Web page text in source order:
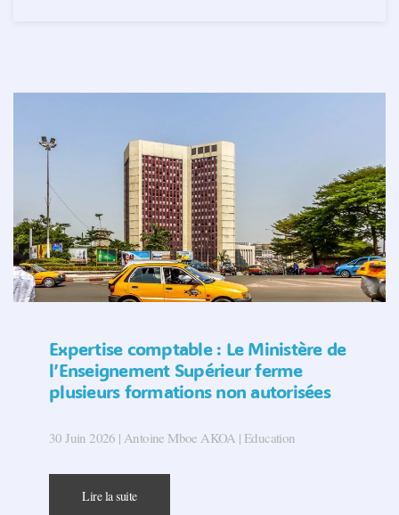
Expertise comptable : Le Ministère de
l’Enseignement Supérieur ferme
plusieurs formations non autorisées
30 Juin 2026 | Antoine Mboe AKOA | Education
Lire la suite